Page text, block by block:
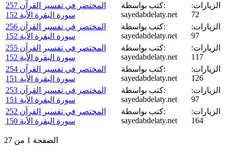
المختصر في تفسير القرآن 257
سورة البقرة الأية 152
كتب بواسطة:
sayedabdelaty.net
الزيارات:
72
المختصر في تفسير القرآن 256
سورة البقرة الأية 152
كتب بواسطة:
sayedabdelaty.net
الزيارات:
97
المختصر في تفسير القرآن 255
سورة البقرة الأية 152
كتب بواسطة:
sayedabdelaty.net
الزيارات:
117
المختصر في تفسير القرآن 254
سورة البقرة الأية 151
كتب بواسطة:
sayedabdelaty.net
الزيارات:
126
المختصر في تفسير القرآن 253
سورة البقرة الأية 151
كتب بواسطة:
sayedabdelaty.net
الزيارات:
97
المختصر في تفسير القرآن 252
سورة البقرة الأية 150
كتب بواسطة:
sayedabdelaty.net
الزيارات:
164
الصفحة 1 من 27